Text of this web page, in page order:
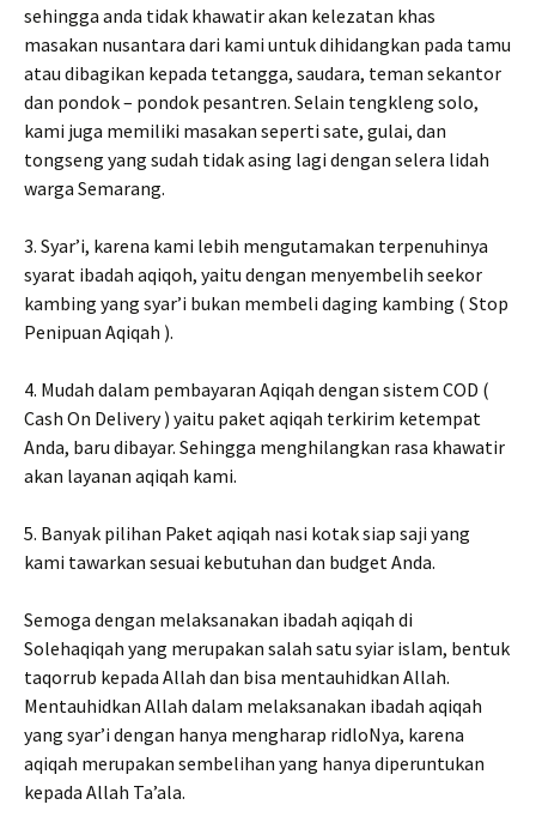
sehingga anda tidak khawatir akan kelezatan khas
masakan nusantara dari kami untuk dihidangkan pada tamu
atau dibagikan kepada tetangga, saudara, teman sekantor
dan pondok – pondok pesantren. Selain tengkleng solo,
kami juga memiliki masakan seperti sate, gulai, dan
tongseng yang sudah tidak asing lagi dengan selera lidah
warga Semarang.
3. Syar’i, karena kami lebih mengutamakan terpenuhinya
syarat ibadah aqiqoh, yaitu dengan menyembelih seekor
kambing yang syar’i bukan membeli daging kambing ( Stop
Penipuan Aqiqah ).
4. Mudah dalam pembayaran Aqiqah dengan sistem COD (
Cash On Delivery ) yaitu paket aqiqah terkirim ketempat
Anda, baru dibayar. Sehingga menghilangkan rasa khawatir
akan layanan aqiqah kami.
5. Banyak pilihan Paket aqiqah nasi kotak siap saji yang
kami tawarkan sesuai kebutuhan dan budget Anda.
Semoga dengan melaksanakan ibadah aqiqah di
Solehaqiqah yang merupakan salah satu syiar islam, bentuk
taqorrub kepada Allah dan bisa mentauhidkan Allah.
Mentauhidkan Allah dalam melaksanakan ibadah aqiqah
yang syar’i dengan hanya mengharap ridloNya, karena
aqiqah merupakan sembelihan yang hanya diperuntukan
kepada Allah Ta’ala.